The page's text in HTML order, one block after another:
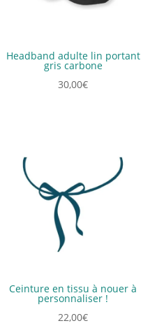
Headband adulte lin portant
gris carbone
30,00€
Ceinture en tissu à nouer à
personnaliser !
22,00€